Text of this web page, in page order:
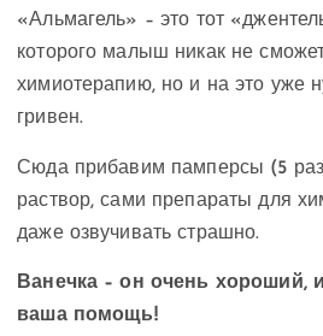
«Альмагель» – это тот
которого малыш никак не
химиотерапию, но и на это уже
гривен.
Сюда прибавим памперсы (5
раствор, сами препараты для
даже озвучивать страшно.
Ванечка – он очень хороший,
ваша помощь!